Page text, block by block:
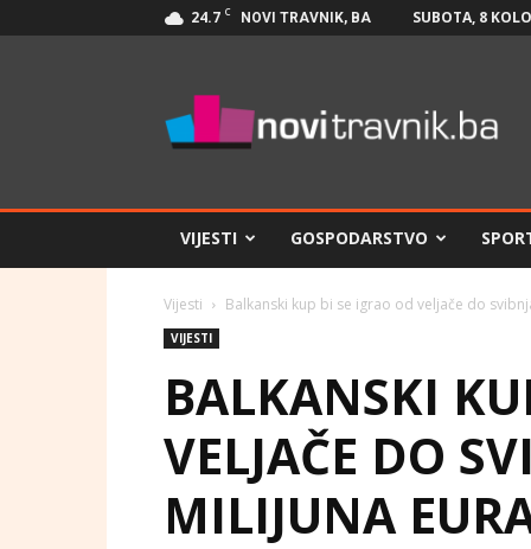
24.7 C NOVI TRAVNIK, BA SUBOTA, 8
Travnik.ba
VIJESTI GOSPODARSTVO
Vijesti Balkanski kup bi se igrao od veljače do
VIJESTI
BALKANSKI
VELJAČE DO
MILIJUNA